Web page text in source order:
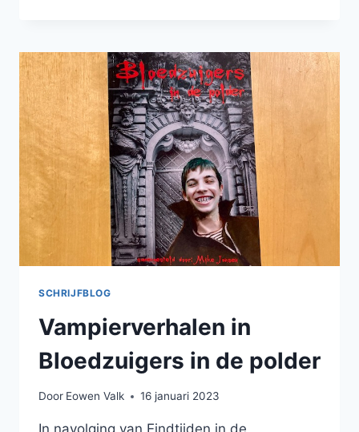
EEN
INTERESSANTE
CLIMATE
FICTION
BUNDEL
SCHRIJFBLOG
Vampierverhalen in
Bloedzuigers in de polder
Door Eowen Valk 16 januari 2023